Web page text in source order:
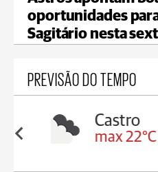
oportunidades
Sagitário nesta
PREVISÃO DO TEMPO
18°C max